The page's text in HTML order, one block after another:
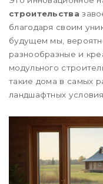
строительства
благодаря своим
будущем мы,
разнообразные и
модульного
такие дома в самых
ландшафтных